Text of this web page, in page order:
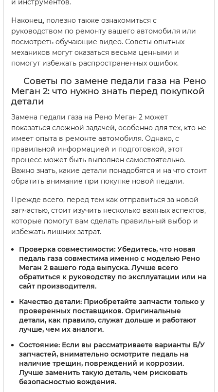
и инструментов.
Наконец, полезно также ознакомиться с
руководством по ремонту вашего автомобиля или
посмотреть обучающие видео. Советы опытных
механиков могут оказаться весьма ценными и
помогут избежать распространенных ошибок.
Советы по замене педали газа на Рено
Меган 2: что нужно знать перед покупкой
детали
Замена педали газа на Рено Меган 2 может
показаться сложной задачей, особенно для тех, кто не
имеет опыта в ремонте автомобиля. Однако, с
правильной информацией и подготовкой, этот
процесс может быть выполнен самостоятельно.
Важно знать, какие детали понадобятся и на что стоит
обратить внимание при покупке новой педали.
Прежде всего, перед тем как отправиться за новой
запчастью, стоит изучить несколько важных аспектов,
которые помогут вам сделать правильный выбор и
избежать лишних затрат.
Проверка совместимости: Убедитесь, что новая
педаль газа совместима именно с моделью Рено
Меган 2 вашего года выпуска. Лучше всего
обратиться к руководству по эксплуатации или на
сайт производителя.
Качество детали: Приобретайте запчасти только у
проверенных поставщиков. Оригинальные
детали, как правило, служат дольше и работают
лучше, чем их аналоги.
Состояние: Если вы рассматриваете варианты Б/У
запчастей, внимательно осмотрите педаль на
наличие трещин, повреждений и коррозии.
Лучше заменить такую деталь, чем рисковать
безопасностью вождения.